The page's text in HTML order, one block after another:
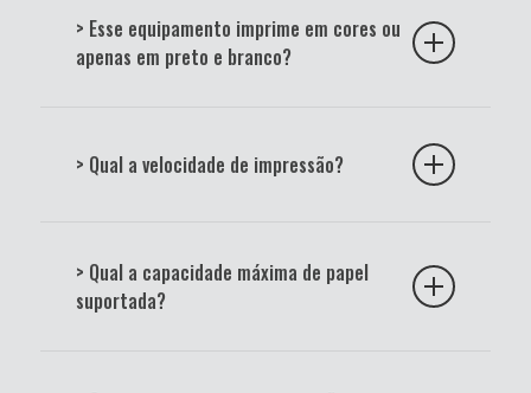
> Esse equipamento imprime em cores ou
apenas em preto e branco?
modelos coloridos. A descrição técnica do produto
indica essa especificação.
> Qual a velocidade de impressão?
sempre as especificações técnicas do equipamento.
> Qual a capacidade máxima de papel
suportada?